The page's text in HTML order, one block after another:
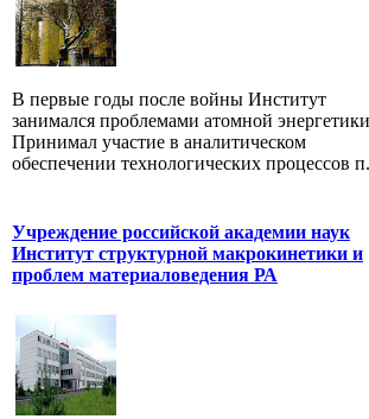
В первые годы после войны Институт
занимался проблемами атомной
Принимал участие в аналитическом
обеспечении технологических процессов
Учреждение российской академии наук
Институт структурной макрокинетики и
проблем материаловедения РА